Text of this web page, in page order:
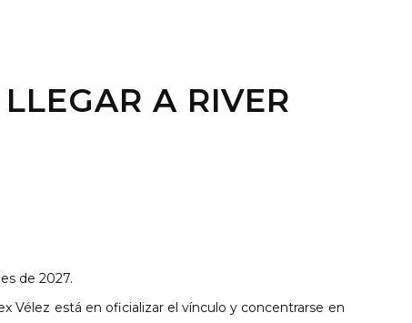
A RIVER
de 2027.
Vélez está en oficializar el vínculo y concentrarse en